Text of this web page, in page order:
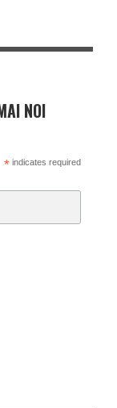
NOI
*indicates required